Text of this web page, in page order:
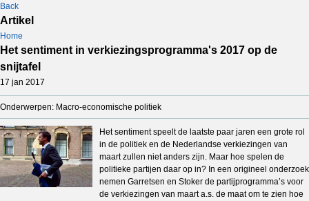
Back
Artikel
Home
Het sentiment in verkiezingsprogramma's 2017 op de
snijtafel
17 jan 2017
Onderwerpen: Macro-economische politiek
Het sentiment speelt de laatste paar jaren een grote rol
in de politiek en de Nederlandse verkiezingen van
maart zullen niet anders zijn. Maar hoe spelen de
politieke partijen daar op in? In een origineel onderzoek
nemen Garretsen en Stoker de partijprogramma’s voor
de verkiezingen van maart a.s. de maat om te zien hoe